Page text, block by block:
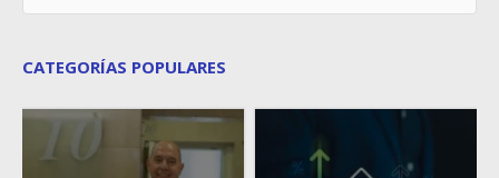
CATEGORÍAS POPULARES